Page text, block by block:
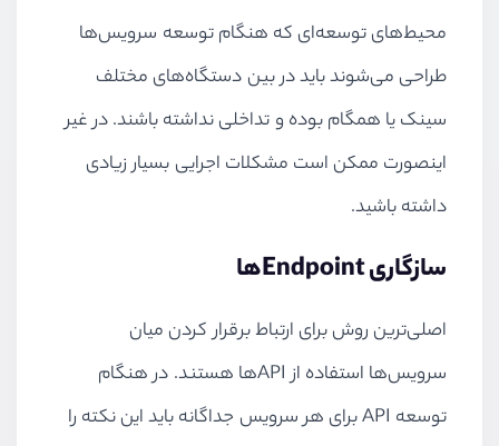
محیط‌های توسعه‌ای که هنگام توسعه سرویس‌ها
طراحی می‌شوند باید در بین دستگاه‌های مختلف
سینک یا همگام بوده و تداخلی نداشته باشند. در غیر
اینصورت ممکن است مشکلات اجرایی بسیار زیادی
داشته باشید.
سازگاریEndpointها
اصلی‌ترین روش برای ارتباط برقرار کردن میان
سرویس‌ها استفاده ازAPIها هستند. در هنگام
توسعه APIبرای هر سرویس جداگانه باید این نکته را